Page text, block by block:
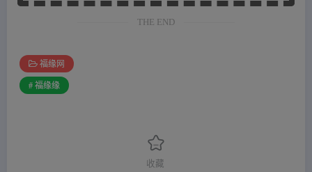
THE END
福缘网
# 福缘缘
收藏